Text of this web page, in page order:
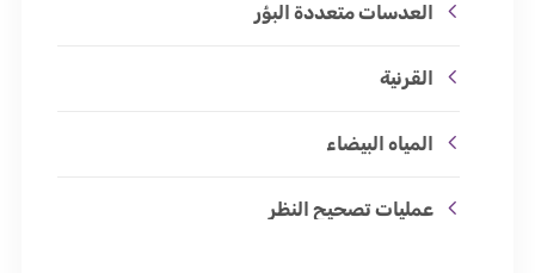
العدسات متعددة البؤر
القرنية
المياه البيضاء
عمليات تصحيح النظر